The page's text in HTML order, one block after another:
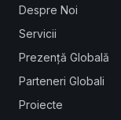
Despre Noi
Servicii
Prezență Globală
Parteneri Globali
Proiecte